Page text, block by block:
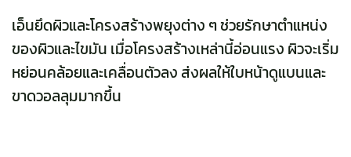
เอ็นยึดผิวและโครงสร้างพยุงต่าง ๆ ช่วยรักษาตำแหน่ง
ของผิวและไขมัน เมื่อโครงสร้างเหล่านี้อ่อนแรง ผิวจะเริ่ม
หย่อนคล้อยและเคลื่อนตัวลง ส่งผลให้ใบหน้าดูแบนและ
ขาดวอลลุมมากขึ้น